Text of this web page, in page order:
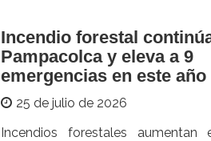
Incendio forestal
Pampacolca y eleva a 9
emergencias en este año
25 de julio de 2026
Incendios forestales